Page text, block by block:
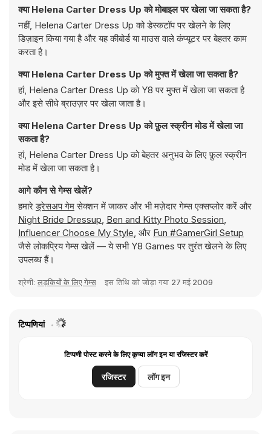
क्या Helena Carter Dress Up को मोबाइल पर खेला जा सकता है?
नहीं, Helena Carter Dress Up को डेस्कटॉप पर खेलने के लिए
डिज़ाइन किया गया है और यह कीबोर्ड या माउस वाले कंप्यूटर पर बेहतर काम
करता है।
क्या Helena Carter Dress Up को मुफ्त में खेला जा सकता है?
हां, Helena Carter Dress Up को Y8 पर मुफ्त में खेला जा सकता है
और इसे सीधे ब्राउज़र पर खेला जाता है।
क्या Helena Carter Dress Up को फ़ुल स्क्रीन मोड में खेला जा
सकता है?
हां, Helena Carter Dress Up को बेहतर अनुभव के लिए फ़ुल स्क्रीन
मोड में खेला जा सकता है।
आगे कौन से गेम्स खेलें?
हमारेड्रेसअप गेमसेक्शन में जाकर और भी मज़ेदार गेम्स एक्सप्लोर करें और
Night Bride Dressup, Ben and Kitty Photo Session,
Influencer Choose My Style, और Fun #GamerGirl Setup
जैसे लोकप्रिय गेम्स खेलें — ये सभी Y8 Games पर तुरंत खेलने के लिए
उपलब्ध हैं।
श्रेणी: लड़कियों के लिए गेम्स इस तिथि को जोड़ा गया 27 मई 2009
टिप्पणियां
टिप्पणी पोस्ट करने के लिए कृप्या लॉग इन या रजिस्टर करें
रजिस्टर लॉग इन